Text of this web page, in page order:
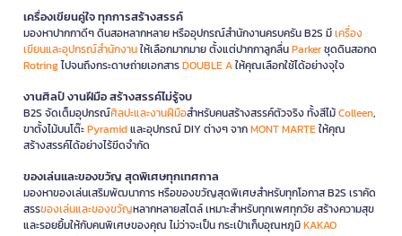
เครื่องเขียนคู่ใจ ทุกการสร้างสรรค์
มองหาปากกาดีๆ ดินสอหลากหลาย หรืออุปกรณ์สำนักงานครบครัน B2S มีเครื่อง
เขียนและอุปกรณ์สำนักงานให้เลือกมากมาย ตั้งแต่ปากกาลูกลื่นParkerชุดดินสอกด
Rotringไปจนถึงกระดาษถ่ายเอกสารDOUBLE Aให้คุณเลือกใช้ได้อย่างจุใจ
งานศิลป์ งานฝีมือ สร้างสรรค์ไม่รู้จบ
B2S จัดเต็มอุปกรณ์ศิลปะและงานฝีมือสำหรับคนสร้างสรรค์ตัวจริง ทั้งสีไม้Colleen,
ขาตั้งไม้บนโต๊ะPyramidและอุปกรณ์ DIY ต่างๆ จากMONT MARTEให้คุณ
สร้างสรรค์ได้อย่างไร้ขีดจำกัด
ของเล่นและของขวัญ สุดพิเศษทุกเทศกาล
มองหาของเล่นเสริมพัฒนาการ หรือของขวัญสุดพิเศษสำหรับทุกโอกาส B2S เราคัด
สรรของเล่นและของขวัญหลากหลายสไตล์ เหมาะสำหรับทุกเพศทุกวัย สร้างความสุข
และรอยยิ้มให้กับคนพิเศษของคุณ ไม่ว่าจะเป็น กระเป๋าเก็บอุณหภูมิKAKAO